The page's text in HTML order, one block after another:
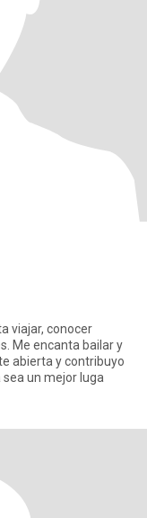
viajar, conocer
Me encanta bailar y
abierta y contribuyo
un mejor luga